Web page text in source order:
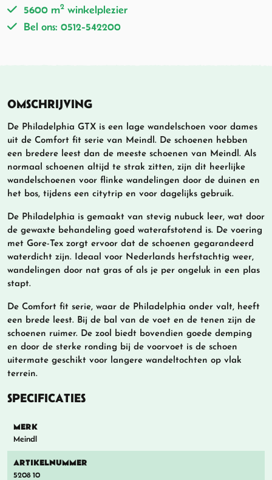
5600 m2 winkelplezier
Bel ons: 0512-542200
OMSCHRIJVING
De Philadelphia GTX is een lage wandelschoen voor dames
uit de Comfort fit serie van Meindl. De schoenen hebben
een bredere leest dan de meeste schoenen van Meindl. Als
normaal schoenen altijd te strak zitten, zijn dit heerlijke
wandelschoenen voor flinke wandelingen door de duinen en
het bos, tijdens een citytrip en voor dagelijks gebruik.
De Philadelphia is gemaakt van stevig nubuck leer, wat door
de gewaxte behandeling goed waterafstotend is. De voering
met Gore-Tex zorgt ervoor dat de schoenen gegarandeerd
waterdicht zijn. Ideaal voor Nederlands herfstachtig weer,
wandelingen door nat gras of als je per ongeluk in een plas
stapt.
De Comfort fit serie, waar de Philadelphia onder valt, heeft
een brede leest. Bij de bal van de voet en de tenen zijn de
schoenen ruimer. De zool biedt bovendien goede demping
en door de sterke ronding bij de voorvoet is de schoen
uitermate geschikt voor langere wandeltochten op vlak
terrein.
SPECIFICATIES
MERK
Meindl
ARTIKELNUMMER
5208 10